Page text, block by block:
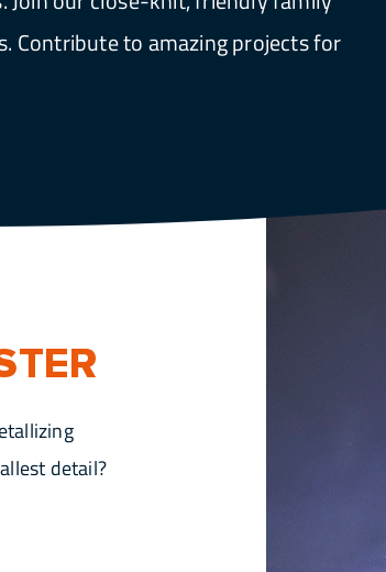
Contribute to amazing projects for
detail?